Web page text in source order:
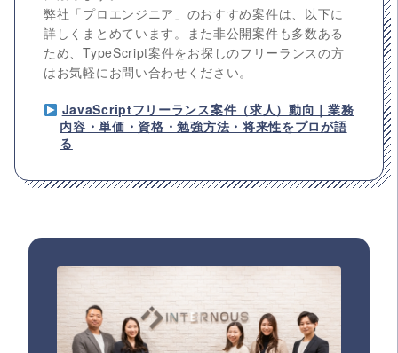
弊社「プロエンジニア」のおすすめ案件は、以下に
詳しくまとめています。また非公開案件も多数ある
ため、TypeScript案件をお探しのフリーランスの方
はお気軽にお問い合わせください。
JavaScriptフリーランス案件（求人）動向｜業務
内容・単価・資格・勉強方法・将来性をプロが語
る